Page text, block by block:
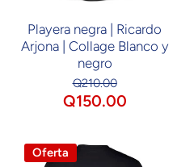
Playera negra | Ricardo
Arjona | Collage Blanco y
negro
Q210.00
Q150.00
Oferta